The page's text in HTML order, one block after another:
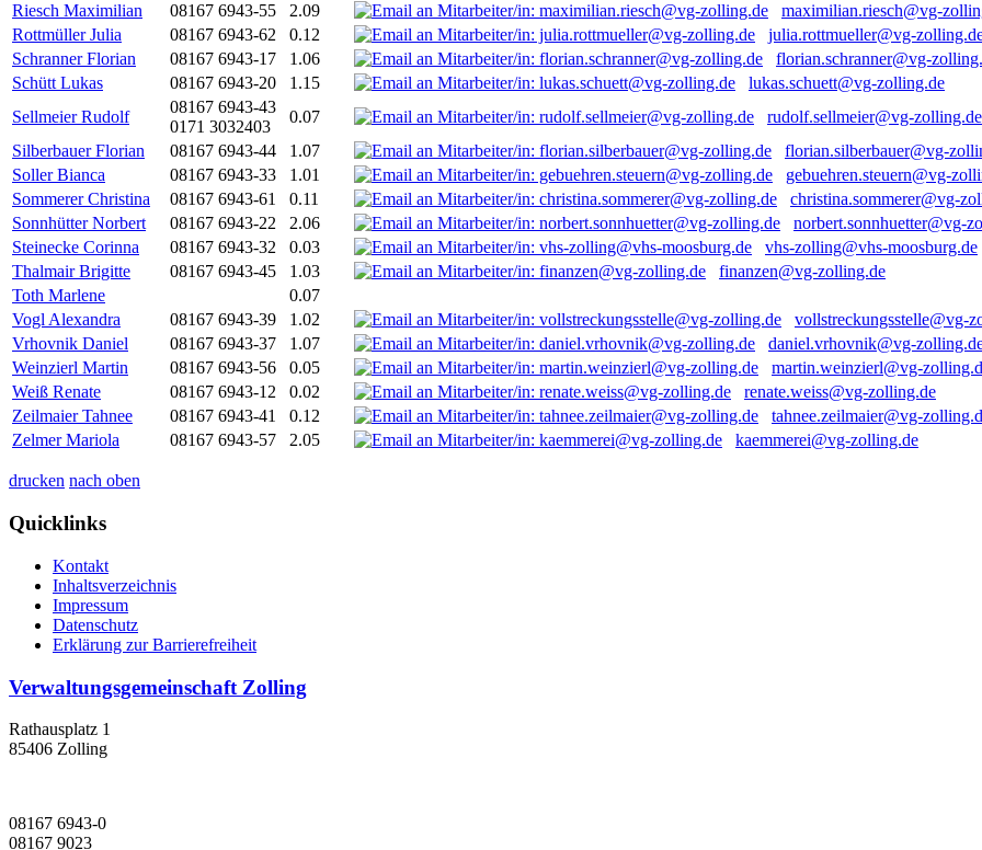
Riesch Maximilian
08167 6943-55 2.09
maximilian.riesch@vg-
Rottmüller Julia
08167 6943-62 0.12
julia.rottmueller@vg-
Schranner Florian
08167 6943-17 1.06
florian.schranner@vg-
Schütt Lukas
08167 6943-20 1.15
lukas.schuett@vg-zolling.de
Sellmeier Rudolf
08167 6943-43
0171 3032403
0.07
rudolf.sellmeier@vg-zolling.de
Silberbauer Florian
08167 6943-44 1.07
florian.silberbauer@vg-
Soller Bianca
08167 6943-33 1.01
gebuehren.steuern@vg-
Sommerer Christina
08167 6943-61 0.11
christina.sommerer@vg-
Sonnhütter Norbert
08167 6943-22 2.06
norbert.sonnhuetter@vg-
Steinecke Corinna
08167 6943-32 0.03
vhs-zolling@vhs-moosburg.de
Thalmair Brigitte
08167 6943-45 1.03
finanzen@vg-zolling.de
Toth Marlene
0.07
Vogl Alexandra
08167 6943-39 1.02
vollstreckungsstelle@vg-
Vrhovnik Daniel
08167 6943-37 1.07
daniel.vrhovnik@vg-
Weinzierl Martin
08167 6943-56 0.05
martin.weinzierl@vg-
Weiß Renate
08167 6943-12 0.02
renate.weiss@vg-zolling.de
Zeilmaier Tahnee
08167 6943-41 0.12
tahnee.zeilmaier@vg-
Zelmer Mariola
08167 6943-57 2.05 kaemmerei@vg-zolling.de
drucken nach oben
Quicklinks
Kontakt
Inhaltsverzeichnis
Impressum
Datenschutz
Erklärung zur Barrierefreiheit
Verwaltungsgemeinschaft Zolling
Rathausplatz 1
85406 Zolling
08167 6943-0
08167 9023